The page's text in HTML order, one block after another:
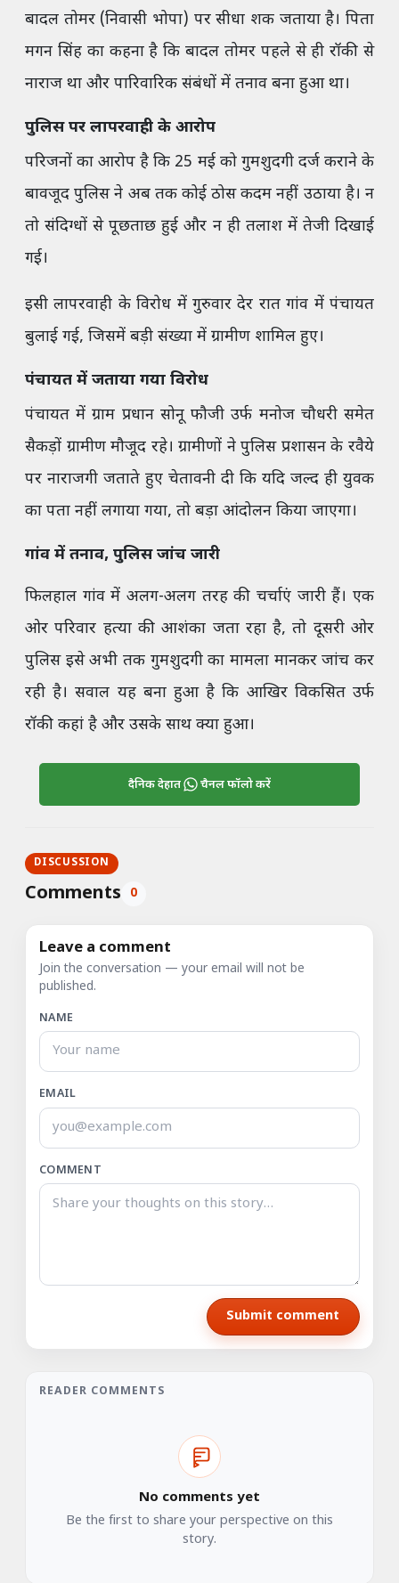
बादल तोमर (निवासी भोपा) पर सीधा शक जताया है। पिता
मगन सिंह का कहना है कि बादल तोमर पहले से ही रॉकी से
नाराज था और पारिवारिक संबंधों में तनाव बना हुआ था।
पुलिस पर लापरवाही के आरोप
परिजनों का आरोप है कि 25 मई को गुमशुदगी दर्ज कराने के
बावजूद पुलिस ने अब तक कोई ठोस कदम नहीं उठाया है। न
तो संदिग्धों से पूछताछ हुई और न ही तलाश में तेजी दिखाई
गई।
इसी लापरवाही के विरोध में गुरुवार देर रात गांव में पंचायत
बुलाई गई, जिसमें बड़ी संख्या में ग्रामीण शामिल हुए।
पंचायत में जताया गया विरोध
पंचायत में ग्राम प्रधान सोनू फौजी उर्फ मनोज चौधरी समेत
सैकड़ों ग्रामीण मौजूद रहे। ग्रामीणों ने पुलिस प्रशासन के रवैये
पर नाराजगी जताते हुए चेतावनी दी कि यदि जल्द ही युवक
का पता नहीं लगाया गया, तो बड़ा आंदोलन किया जाएगा।
गांव में तनाव, पुलिस जांच जारी
फिलहाल गांव में अलग-अलग तरह की चर्चाएं जारी हैं। एक
ओर परिवार हत्या की आशंका जता रहा है, तो दूसरी ओर
पुलिस इसे अभी तक गुमशुदगी का मामला मानकर जांच कर
रही है। सवाल यह बना हुआ है कि आखिर विकसित उर्फ
रॉकी कहां है और उसके साथ क्या हुआ।
दैनिक देहात चैनल फॉलो करें
DISCUSSION
Comments 0
Leave a comment
Join the conversation — your email will not be
published.
NAME
EMAIL
COMMENT
Submit comment
READER COMMENTS
No comments yet
Be the first to share your perspective on this
story.